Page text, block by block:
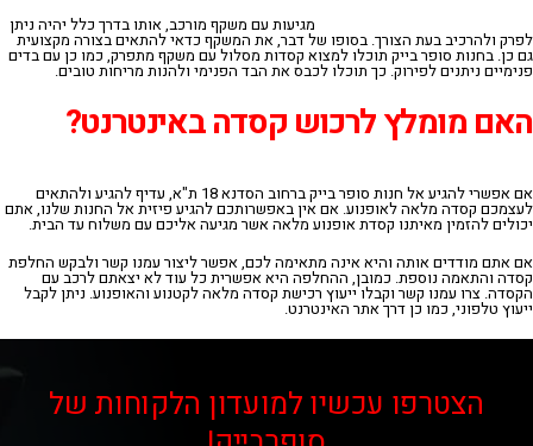
מגיעות עם משקף מורכב, אותו בדרך כלל יהיה ניתן
לפרק ולהרכיב בעת הצורך. בסופו של דבר, את המשקף כדאי להתאים בצורה מקצועית
גם כן. בחנות סופר בייק תוכלו למצוא קסדות מסלול עם משקף מתפרק, כמו כן עם בדים
פנימיים ניתנים לפירוק. כך תוכלו לכבס את הבד הפנימי ולהנות מריחות טובים.
האם מומלץ לרכוש קסדה באינטרנט?
אם אפשרי להגיע אל חנות סופר בייק ברחוב הסדנא 18 ת"א, עדיף להגיע ולהתאים
לעצמכם קסדה מלאה לאופנוע. אם אין באפשרותכם להגיע פיזית אל החנות שלנו, אתם
יכולים להזמין מאיתנו קסדת אופנוע מלאה אשר מגיעה אליכם עם משלוח עד הבית.
אם אתם מודדים אותה והיא אינה מתאימה לכם, אפשר ליצור עמנו קשר ולבקש החלפת
קסדה והתאמה נוספת. כמובן, ההחלפה היא אפשרית כל עוד לא יצאתם לרכב עם
הקסדה. צרו עמנו קשר וקבלו ייעוץ רכישת קסדה מלאה לקטנוע והאופנוע. ניתן לקבל
ייעוץ טלפוני, כמו כן דרך אתר האינטרנט.
הצטרפו עכשיו למועדון הלקוחות של